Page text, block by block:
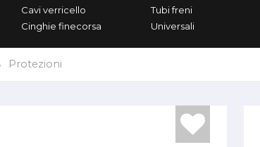
Cavi verricello
Cinghie finecorsa
Tubi freni
Universali
Protezioni